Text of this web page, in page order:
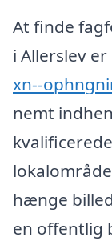
At finde
i Allerslev
xn--
nemt
hænge
en offentlig